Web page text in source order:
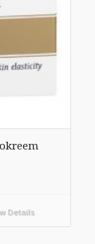
Details